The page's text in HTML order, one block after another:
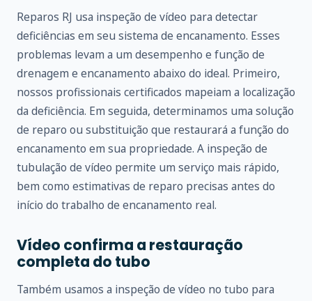
Reparos RJ usa inspeção de vídeo para detectar
deficiências em seu sistema de encanamento. Esses
problemas levam a um desempenho e função de
drenagem e encanamento abaixo do ideal. Primeiro,
nossos profissionais certificados mapeiam a localização
da deficiência. Em seguida, determinamos uma solução
de reparo ou substituição que restaurará a função do
encanamento em sua propriedade. A inspeção de
tubulação de vídeo permite um serviço mais rápido,
bem como estimativas de reparo precisas antes do
início do trabalho de encanamento real.
Vídeo confirma a restauração
completa do tubo
Também usamos a inspeção de vídeo no tubo para